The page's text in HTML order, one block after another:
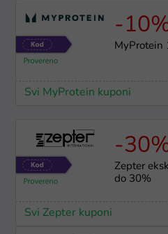
-
MyProtein
Svi MyProtein kuponi
-
Zepter
do 30%
Svi Zepter kuponi